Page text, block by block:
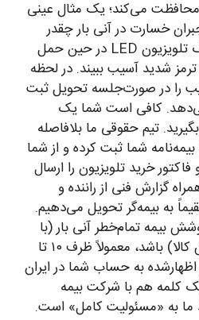
محافظت می‌کند؛ یک مثال عینی
جبران خسارت در آنی بار چقدر
ساده است، فرض کنید یک تلویزیون LED در حین حمل
ترمز شدید آسیب ببیند. در لحظه
را در صورت‌جلسه تحویل ثبت
کافی است شما یک
تیم حقوقی ما بلافاصله
شما ثبت کرده و از شما
خرید تلویزیون را ارسال
گزارش فنی از راننده و
به بیمه‌گر تحویل می‌دهیم.
بیمه تمام‌خطر آنی بار (با
حق بیمه حدود ۰.۳٪ ارزش کالا) باشد، معمولاً ظرف ۱۰ تا
اظهارشده به حساب شما در ایران
کلمه هم با شرکت بیمه
ما به «مسئولیت کامل» است.